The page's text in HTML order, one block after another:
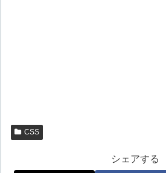
CSS
シェアする